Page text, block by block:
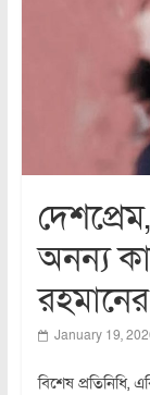
অনন্য
January 19,
বিশেষ প্রতিনিধি,